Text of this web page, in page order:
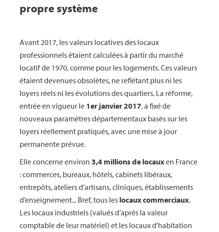
propre système
Avant 2017, les valeurs locatives des locaux
professionnels étaient calculées à partir du marché
locatif de 1970, comme pour les logements. Ces valeurs
étaient devenues obsolètes, ne reflétant plus ni les
loyers réels ni les évolutions des quartiers. La réforme,
entrée en vigueur le 1er janvier 2017, a fixé de
nouveaux paramètres départementaux basés sur les
loyers réellement pratiqués, avec une mise à jour
permanente prévue.
Elle concerne environ 3,4 millions de locauxen France
: commerces, bureaux, hôtels, cabinets libéraux,
entrepôts, ateliers d’artisans, cliniques, établissements
d’enseignement... Bref, tous les locaux commerciaux.
Les locaux industriels (valués d’après la valeur
comptable de leur matériel) et les locaux d’habitation